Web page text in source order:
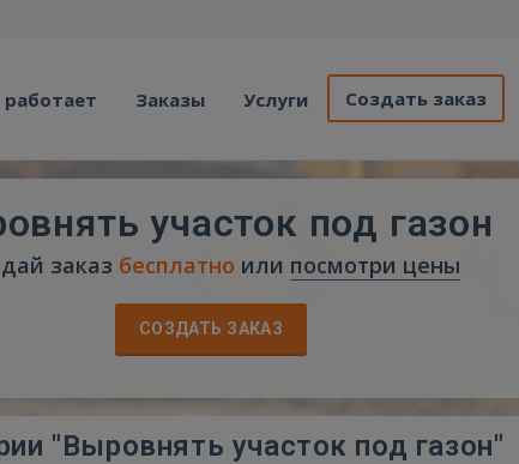
работает Заказы Услуги Создать заказ
участок под газон
заказ бесплатно или посмотри цены
СОЗДАТЬ ЗАКАЗ
"Выровнять участок под газон"